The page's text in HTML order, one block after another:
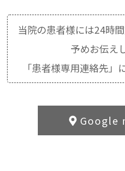
当院の患者様には24時間
予めお伝え
「患者様専用連絡先」
Google